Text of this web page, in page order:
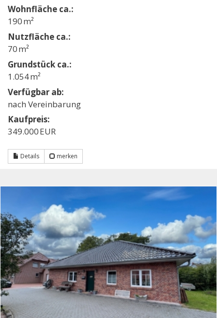
Wohnfläche ca.:
190 m²
Nutzfläche ca.:
70 m²
Grund­stück ca.:
1.054 m²
Verfügbar ab:
nach Vereinbarung
Kaufpreis:
349.000 EUR
Details merken